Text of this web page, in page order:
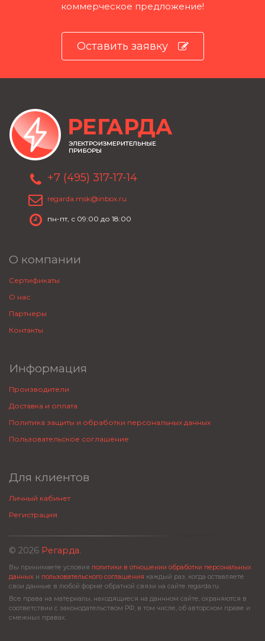
коммерческое предложение!
Оставить заявку
+7 (495) 317-17-14
regarda.msk@inbox.ru
пн-пт, с 09:00 до 18:00
О компании
Сертификаты
О нас
Партнеры
Контакты
Информация
Производители
Доставка и оплата
Политика защиты и обработки персональных данных
Пользовательское соглашение
Для клиентов
Личный кабинет
Регистрация
© 2026 Регарда.
Вы принимаете условия политики в отношении обработки персональных
данных и пользовательского соглашения каждый раз, когда оставляете
свои данные в любой форме обратной связи на сайте regarda.ru.
Все права на материалы, находящиеся на даннном сайте, охраняются в
соответствии с законодательством РФ, в том числе, об авторском праве и
смежных правах.